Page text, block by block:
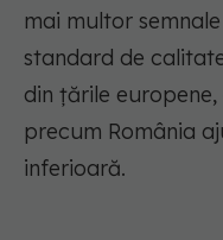
mai multor
standard de
din țările
precum România
inferioară.